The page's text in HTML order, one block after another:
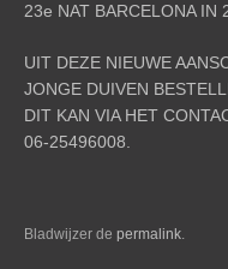
23e NAT BARCELONA IN
UIT DEZE NIEUWE
JONGE DUIVEN
DIT KAN VIA HET
06-25496008.
Bladwijzer depermalink.